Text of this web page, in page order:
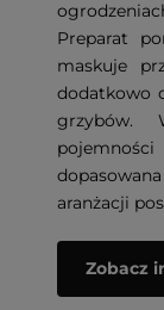
Preparat
maskuje
dodatkowo
grzybów.
aranżacji
Zobacz